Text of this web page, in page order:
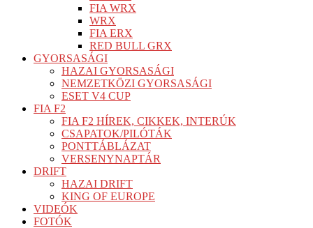
FIA WRX
WRX
FIA ERX
RED BULL GRX
GYORSASÁGI
HAZAI GYORSASÁGI
NEMZETKÖZI GYORSASÁGI
ESET V4 CUP
FIA F2
FIA F2 HÍREK, CIKKEK, INTERÚK
CSAPATOK/PILÓTÁK
PONTTÁBLÁZAT
VERSENYNAPTÁR
DRIFT
HAZAI DRIFT
KING OF EUROPE
VIDEÓK
FOTÓK